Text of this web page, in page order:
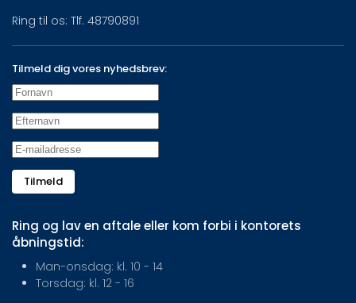
Ring til os: Tlf. 48790891
Tilmeld dig vores nyhedsbrev:
Tilmeld
Ring og lav en aftale eller kom forbi i kontorets
åbningstid:
Man-onsdag: kl. 10 - 14
Torsdag: kl. 12 - 16